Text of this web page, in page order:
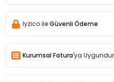
İyzico ileGüvenli Ödeme
Kurumsal Fatura'ya Uygundur